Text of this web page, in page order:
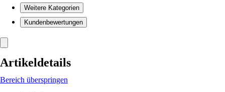
Weitere Kategorien
Kundenbewertungen
Artikeldetails
Bereich überspringen